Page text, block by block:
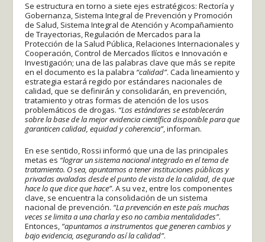
Se estructura en torno a siete ejes estratégicos: Rectoría y
Gobernanza, Sistema Integral de Prevención y Promoción
de Salud, Sistema Integral de Atención y Acompañamiento
de Trayectorias, Regulación de Mercados para la
Protección de la Salud Pública, Relaciones Internacionales y
Cooperación, Control de Mercados Ilícitos e Innovación e
Investigación; una de las palabras clave que más se repite
en el documento es la palabra “calidad”. Cada lineamiento y
estrategia estará regido por estándares nacionales de
calidad, que se definirán y consolidarán, en prevención,
tratamiento y otras formas de atención de los usos
problemáticos de drogas. “Los estándares se establecerán
sobre la base de la mejor evidencia científica disponible para que
garanticen calidad, equidad y coherencia”, informan.
En ese sentido, Rossi informó que una de las principales
metas es “lograr un sistema nacional integrado en el tema de
tratamiento. O sea, apuntamos a tener instituciones públicas y
privadas avaladas desde el punto de vista de la calidad, de que
hace lo que dice que hace”. A su vez, entre los componentes
clave, se encuentra la consolidación de un sistema
nacional de prevención. “La prevención en este país muchas
veces se limita a una charla y eso no cambia mentalidades”.
Entonces, “apuntamos a instrumentos que generen cambios y
bajo evidencia, asegurando así la calidad”.